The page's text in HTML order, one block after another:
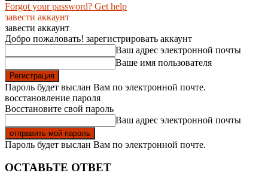
Forgot your password? Get help
завести аккаунт
завести аккаунт
Добро пожаловать! зарегистрировать аккаунт
Ваш адрес электронной почты
Ваше имя пользователя
Пароль будет выслан Вам по электронной почте.
восстановление пароля
Восстановите свой пароль
Ваш адрес электронной почты
Пароль будет выслан Вам по электронной почте.
ОСТАВЬТЕ ОТВЕТ